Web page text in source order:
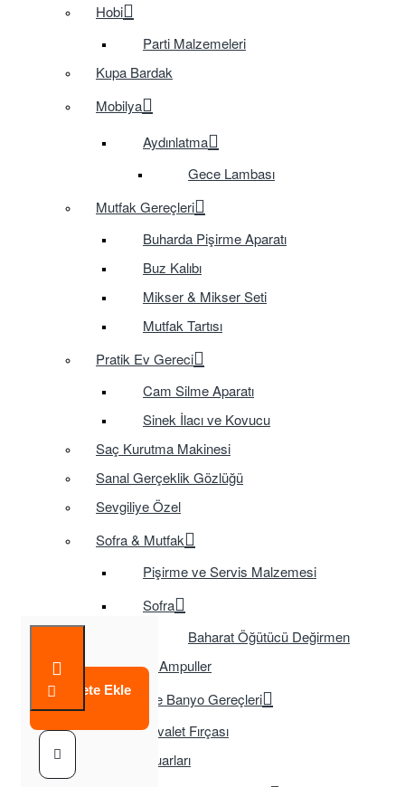
Hobi
Parti Malzemeleri
Kupa Bardak
Mobilya
Aydınlatma
Gece Lambası
Mutfak Gereçleri
Buharda Pişirme Aparatı
Buz Kalıbı
Mikser & Mikser Seti
Mutfak Tartısı
Pratik Ev Gereci
Cam Silme Aparatı
Sinek İlacı ve Kovucu
Saç Kurutma Makinesi
Sanal Gerçeklik Gözlüğü
Sevgiliye Özel
Sofra & Mutfak
Pişirme ve Servis Malzemesi
Sofra
Baharat Öğütücü Değirmen
Tasarruflu Ampuller
Temizlik ve Banyo Gereçleri
Tuvalet Fırçası
TV Aksesuarları
Sepete Ekle